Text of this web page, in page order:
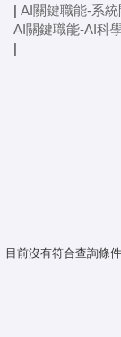
| AI關鍵職能-系
AI關鍵職能-AI科
|
目前沒有符合查詢條